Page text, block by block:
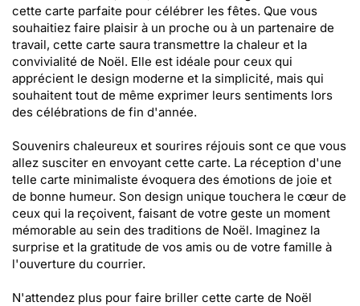
cette carte parfaite pour célébrer les fêtes. Que vous
souhaitiez faire plaisir à un proche ou à un partenaire de
travail, cette carte saura transmettre la chaleur et la
convivialité de Noël. Elle est idéale pour ceux qui
apprécient le design moderne et la simplicité, mais qui
souhaitent tout de même exprimer leurs sentiments lors
des célébrations de fin d'année.
Souvenirs chaleureux et sourires réjouis sont ce que vous
allez susciter en envoyant cette carte. La réception d'une
telle carte minimaliste évoquera des émotions de joie et
de bonne humeur. Son design unique touchera le cœur de
ceux qui la reçoivent, faisant de votre geste un moment
mémorable au sein des traditions de Noël. Imaginez la
surprise et la gratitude de vos amis ou de votre famille à
l'ouverture du courrier.
N'attendez plus pour faire briller cette carte de Noël